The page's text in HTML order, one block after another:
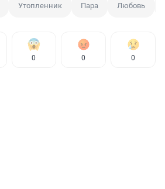
Утопленник Пара Любовь
0 0 0